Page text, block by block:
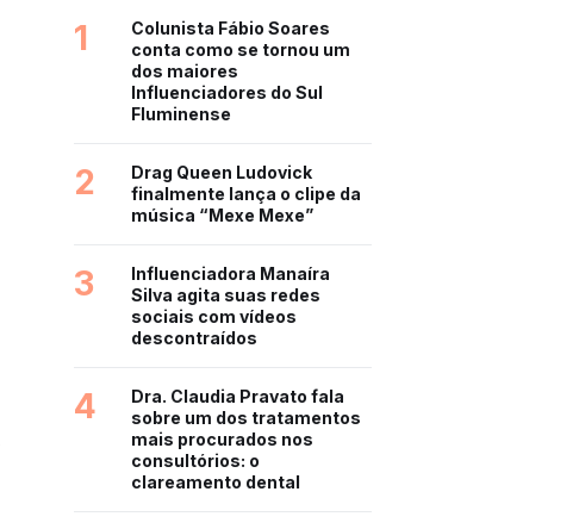
1
Colunista Fábio Soares
conta como se tornou um
dos maiores
Influenciadores do Sul
Fluminense
2
Drag Queen Ludovick
finalmente lança o clipe da
música “Mexe Mexe”
3
Influenciadora Manaíra
Silva agita suas redes
sociais com vídeos
descontraídos
4
Dra. Claudia Pravato fala
sobre um dos tratamentos
mais procurados nos
consultórios: o
clareamento dental